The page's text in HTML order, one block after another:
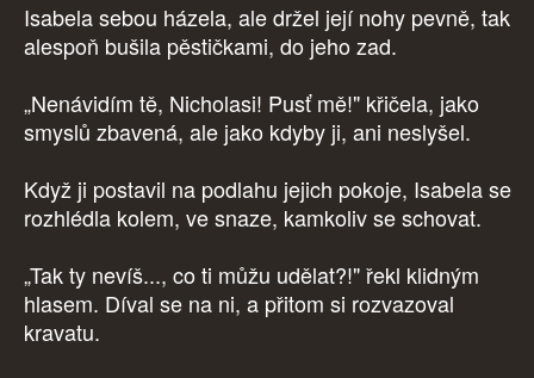
Isabela sebou házela, ale držel její nohy pevně, tak
alespoň bušila pěstičkami, do jeho zad.
„Nenávidím tě, Nicholasi! Pusť mě!" křičela, jako
smyslů zbavená, ale jako kdyby ji, ani neslyšel.
Když ji postavil na podlahu jejich pokoje, Isabela se
rozhlédla kolem, ve snaze, kamkoliv se schovat.
„Tak ty nevíš..., co ti můžu udělat?!" řekl klidným
hlasem. Díval se na ni, a přitom si rozvazoval
kravatu.